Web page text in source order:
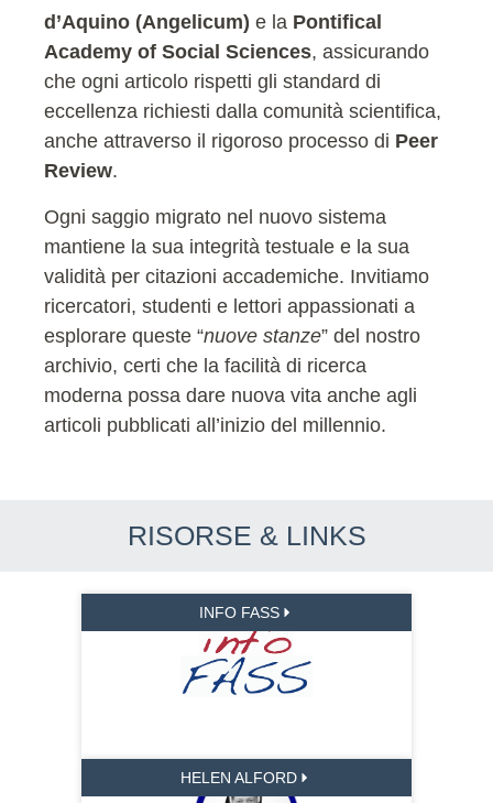
d’Aquino (Angelicum) e la Pontifical
Academy of Social Sciences, assicurando
che ogni articolo rispetti gli standard di
eccellenza richiesti dalla comunità scientifica,
anche attraverso il rigoroso processo di Peer
Review.
Ogni saggio migrato nel nuovo sistema
mantiene la sua integrità testuale e la sua
validità per citazioni accademiche. Invitiamo
ricercatori, studenti e lettori appassionati a
esplorare queste “nuove stanze” del nostro
archivio, certi che la facilità di ricerca
moderna possa dare nuova vita anche agli
articoli pubblicati all’inizio del millennio.
RISORSE & LINKS
INFO FASS
HELEN ALFORD